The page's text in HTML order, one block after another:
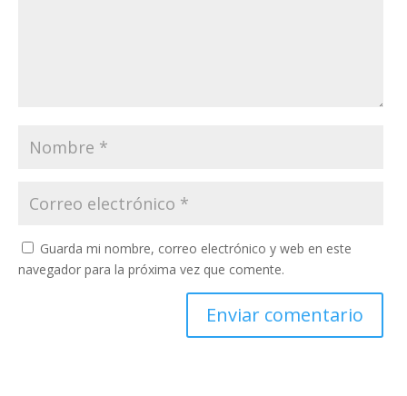
Guarda mi nombre, correo electrónico y web en este
navegador para la próxima vez que comente.